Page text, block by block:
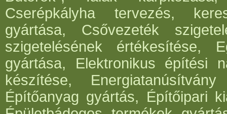
Cserépkályha tervezés,
gyártása, Csővezeték
szigetelésének értékesítése,
gyártása, Elektronikus építési
készítése,
Építőanyag gyártás, Építőipari